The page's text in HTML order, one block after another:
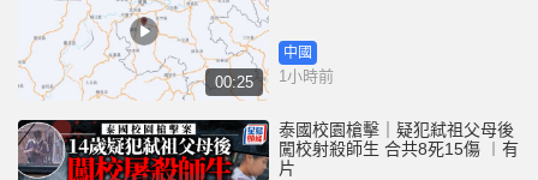
00:25
中國
1小時前
泰國校園槍擊｜疑犯弒祖父母後
闖校射殺師生 合共8死15傷 ︱有
片